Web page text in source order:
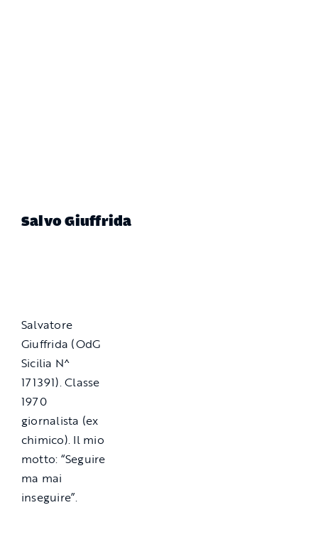
Salvo Giuffrida
Salvatore
Giuffrida (OdG
Sicilia N^
171391). Classe
1970
giornalista (ex
chimico). Il mio
motto: “Seguire
ma mai
inseguire”.